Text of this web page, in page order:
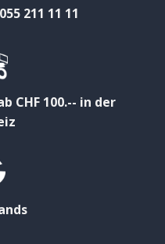
211 11 11
CHF 100.-- in der